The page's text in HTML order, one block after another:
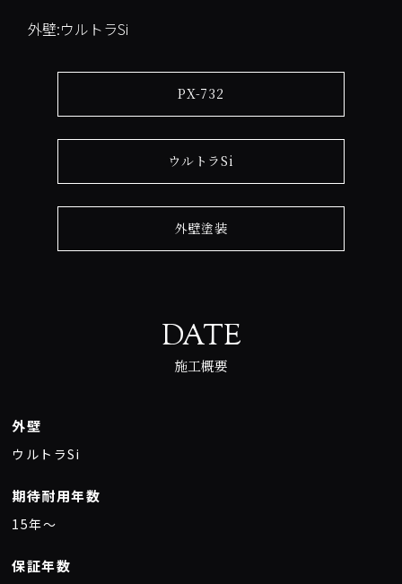
外壁:ウルトラSi
PX-732
ウルトラSi
外壁塗装
DATE
施工概要
外壁
ウルトラSi
期待耐用年数
15年〜
保証年数